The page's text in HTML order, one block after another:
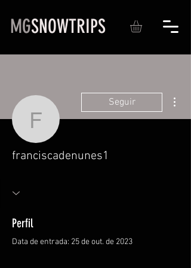
MGSNOWTRIPS
Seguir
franciscadenunes1
Perfil
Data de entrada: 25 de out. de 2023